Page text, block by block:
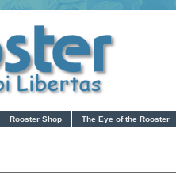
Rooster Shop The Eye of the Rooster